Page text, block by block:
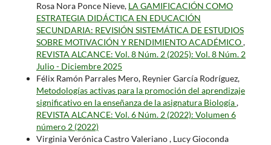
Rosa Nora Ponce Nieve, LA GAMIFICACIÓN COMO
ESTRATEGIA DIDÁCTICA EN EDUCACIÓN
SECUNDARIA: REVISIÓN SISTEMÁTICA DE ESTUDIOS
SOBRE MOTIVACIÓN Y RENDIMIENTO ACADÉMICO,
REVISTA ALCANCE: Vol. 8 Núm. 2 (2025): Vol. 8 Núm. 2
Julio - Diciembre 2025
Félix Ramón Parrales Mero, Reynier García Rodríguez,
Metodologías activas para la promoción del aprendizaje
significativo en la enseñanza de la asignatura Biología,
REVISTA ALCANCE: Vol. 6 Núm. 2 (2022): Volumen 6
número 2 (2022)
Virginia Verónica Castro Valeriano , Lucy Gioconda